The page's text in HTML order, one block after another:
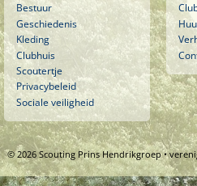
Bestuur
Geschiedenis
Kleding
Clubhuis
Scoutertje
Privacybeleid
Sociale veiligheid
© 2026 Scouting Prins Hendrikgroep •